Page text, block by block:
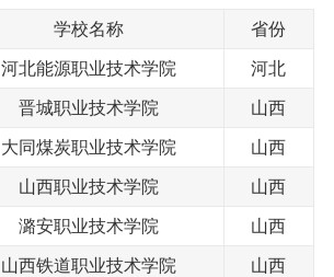
学校名称
省份
河北能源职业技术学院
河北
晋城职业技术学院
山西
大同煤炭职业技术学院
山西
山西职业技术学院
山西
潞安职业技术学院
山西
山西铁道职业技术学院
山西